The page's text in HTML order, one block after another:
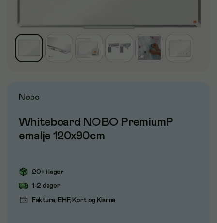
Nobo
Whiteboard NOBO PremiumP
emalje 120x90cm
20+ i lager
1-2 dager
Faktura, EHF, Kort og Klarna